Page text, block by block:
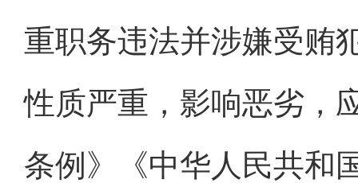
重职务违法并涉嫌受贿
性质严重，影响恶劣，
条例》《中华人民共和